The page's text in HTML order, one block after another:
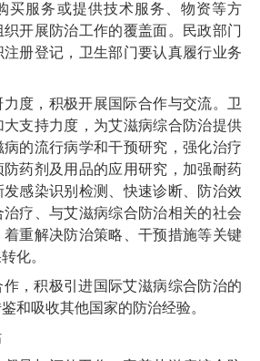
买服务或提供技术服务、物资等方
开展防治工作的覆盖面。民政部门
册登记，卫生部门要认真履行业务
力度，积极开展国际合作与交流。卫
支持力度，为艾滋病综合防治提供
的流行病学和干预研究，强化治疗
药剂及用品的应用研究，加强耐药
感染识别检测、快速诊断、防治效
疗、与艾滋病综合防治相关的社会
重解决防治策略、干预措施等关键
化。
，积极引进国际艾滋病综合防治的
和吸收其他国家的防治经验。